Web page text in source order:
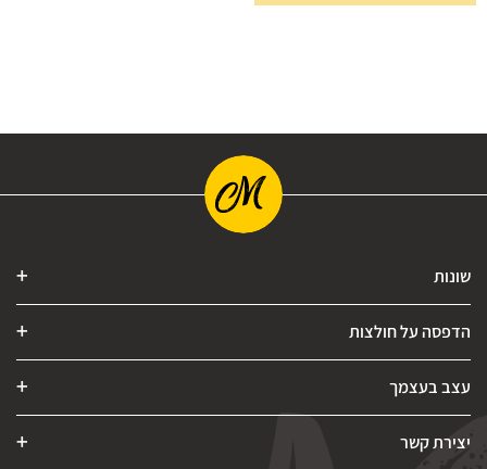
שונות
הדפסה על חולצות
עצב בעצמך
יצירת קשר